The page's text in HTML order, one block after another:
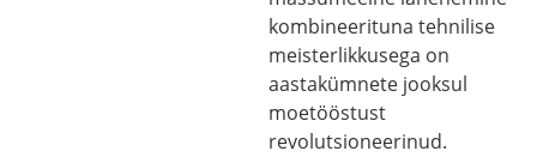
kombineerituna tehnilise
meisterlikkusega on
aastakümnete jooksul
moetööstust
revolutsioneerinud.